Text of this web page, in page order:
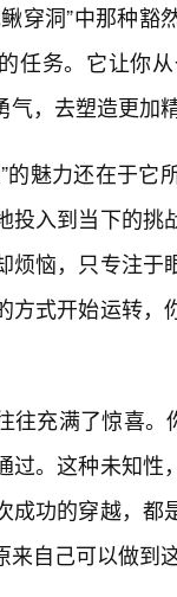
穿洞”中那种
任务。它让你
气，去塑造更加
的魅力还在于
投入到当下的
烦恼，只专注
方式开始运转
往充满了惊喜。
过。这种未知
成功的穿越，
来自己可以做到